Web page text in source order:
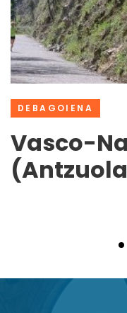
DEBAGOIENA
Vasco-